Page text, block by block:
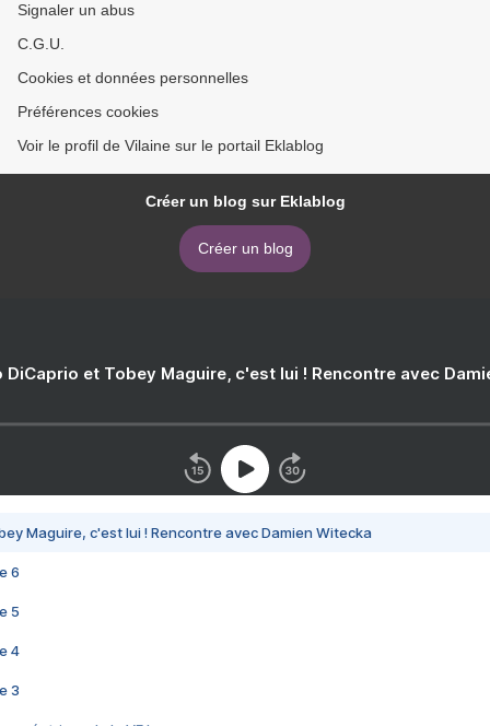
Signaler un abus
C.G.U.
Cookies et données personnelles
Préférences cookies
Voir le profil de Vilaine sur le portail Eklablog
Créer un blog sur Eklablog
Créer un blog
DiCaprio et Tobey Maguire, c'est lui ! Rencontre avec
Maguire, c'est lui ! Rencontre avec Damien Witecka
6
5
4
3